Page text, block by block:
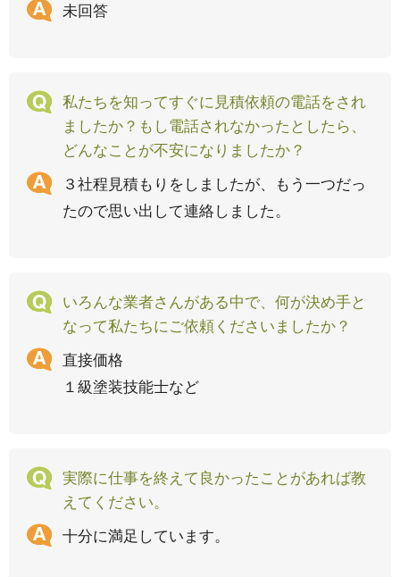
未回答
私たちを知ってすぐに見積依頼の電話をされ
ましたか？もし電話されなかったとしたら、
どんなことが不安になりましたか？
３社程見積もりをしましたが、もう一つだっ
たので思い出して連絡しました。
いろんな業者さんがある中で、何が決め手と
なって私たちにご依頼くださいましたか？
直接価格
１級塗装技能士など
実際に仕事を終えて良かったことがあれば教
えてください。
十分に満足しています。